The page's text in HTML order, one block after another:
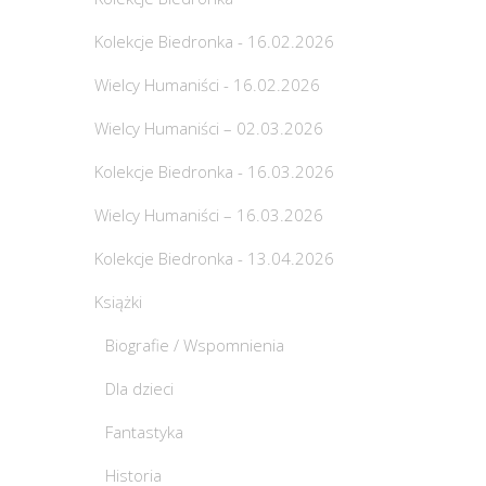
Kolekcje Biedronka - 16.02.2026
Wielcy Humaniści - 16.02.2026
Wielcy Humaniści – 02.03.2026
Kolekcje Biedronka - 16.03.2026
Wielcy Humaniści – 16.03.2026
Kolekcje Biedronka - 13.04.2026
Książki
Biografie / Wspomnienia
Dla dzieci
Fantastyka
Historia